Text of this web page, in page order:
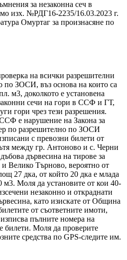
за незаконна сеч в
изх. №РДГ16-2235/16.03.2023 г.
Омуртаг за произнасяне по
на всички разрешителни
ЗОСИ, въз основа на които са
м3, доколкото е установена
сечи на гори в ССФ и ГТ,
гори чрез тези разрешения.
е нарушение на Закона за
по разрешително по ЗОСИ
с превозни билети от
между гр. Антоново и с. Черни
дървесина на тирове за
Велико Търново, вероятно от
27 дка, от който 20 дка е млада
м3. Моля да установите от кои 40-
незаконно и откраднати
като изискате от Община
от съответните имоти,
пълните номера на
билети. Моля да проверите
средства по GPS-следите им.